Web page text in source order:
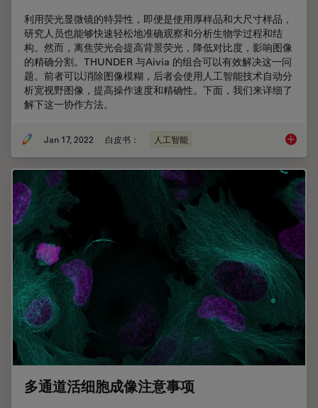
利用荧光显微镜的特异性，即便是使用厚样品和大尺寸样品，
研究人员也能够快速轻松地准确观察和分析生物学过程和结
构。然而，离焦荧光会提高背景荧光，降低对比度，影响图像
的精确分割。THUNDER 与Aivia 的组合可以有效解决这一问
题。前者可以消除图像模糊，后者会使用人工智能技术自动分
析宽视野图像，提高操作速度和精确性。下面，我们来详细了
解下这一协作方法。
Jan 17, 2022 白皮书： 人工智能 精确分
多通道活细胞成像注意事项